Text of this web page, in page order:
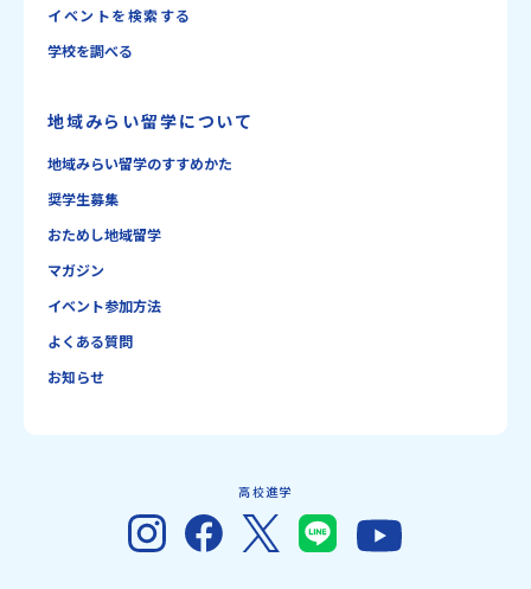
イベントを検索する
学校を調べる
地域みらい留学について
地域みらい留学のすすめかた
奨学生募集
おためし地域留学
マガジン
イベント参加方法
よくある質問
お知らせ
高校進学